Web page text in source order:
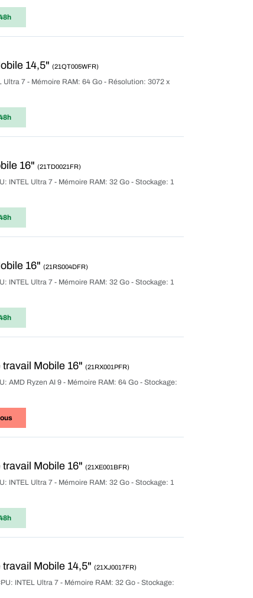
14,5" (21QT005WFR)
7 - Mémoire RAM: 64 Go - Résolution: 3072 x
16" (21TD0021FR)
INTEL Ultra 7 - Mémoire RAM: 32 Go - Stockage: 1
16" (21RS004DFR)
INTEL Ultra 7 - Mémoire RAM: 32 Go - Stockage: 1
Mobile 16" (21RX001PFR)
AMD Ryzen AI 9 - Mémoire RAM: 64 Go - Stockage:
Mobile 16" (21XE001BFR)
INTEL Ultra 7 - Mémoire RAM: 32 Go - Stockage: 1
Mobile 14,5" (21XJ0017FR)
INTEL Ultra 7 - Mémoire RAM: 32 Go - Stockage: